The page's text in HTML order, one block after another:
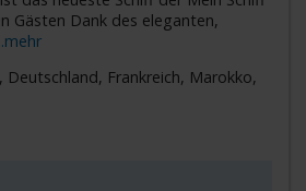
Gästen Dank des eleganten,
Frankreich, Marokko,